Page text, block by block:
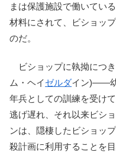
まは保護施設で働いてい
材料にされて、ビショッ
のだ。
ビショップに執拗につ
ム・ヘイゼルダイン)――幼
年兵としての訓練を受け
逃げ遅れ、それ以来ビシ
ンは、隠棲したビショッ
殺計画に利用することを